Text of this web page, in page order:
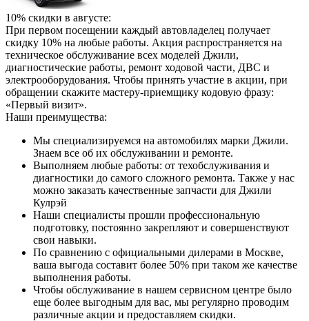
10% скидки в августе:
При первом посещении каждый автовладелец получает
скидку 10% на любые работы. Акция распространяется на
техническое обслуживание всех моделей Джили,
диагностические работы, ремонт ходовой части, ДВС и
электрооборудования. Чтобы принять участие в акции, при
обращении скажите мастеру-приемщику кодовую фразу:
«Первый визит».
Наши преимущества:
Мы специализируемся на автомобилях марки Джили.
Знаем все об их обслуживании и ремонте.
Выполняем любые работы: от техобслуживания и
диагностики до самого сложного ремонта. Также у нас
можно заказать качественные запчасти для Джили
Кулрэй
Наши специалисты прошли профессиональную
подготовку, постоянно закрепляют и совершенствуют
свои навыки.
По сравнению с официальными дилерами в Москве,
ваша выгода составит более 50% при таком же качестве
выполнения работы.
Чтобы обслуживание в нашем сервисном центре было
еще более выгодным для вас, мы регулярно проводим
различные акции и предоставляем скидки.